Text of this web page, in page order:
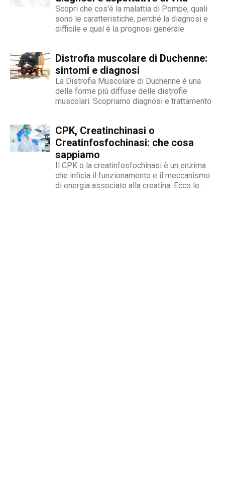
Scopri che cos'è la malattia di Pompe, quali
sono le caratteristiche, perché la diagnosi e
difficile e qual è la prognosi generale
Distrofia muscolare di Duchenne:
sintomi e diagnosi
La Distrofia Muscolare di Duchenne è una
delle forme più diffuse delle distrofie
muscolari. Scopriamo diagnosi e trattamento
CPK, Creatinchinasi o
Creatinfosfochinasi: che cosa
sappiamo
Il CPK o la creatinfosfochinasi è un enzima
che inficia il funzionamento e il meccanismo
di energia associato alla creatina. Ecco le